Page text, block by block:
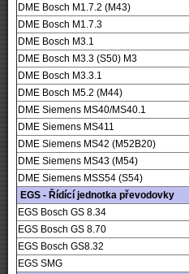
DME Bosch M1.7.2 (M43)
DME Bosch M1.7.3
DME Bosch M3.1
DME Bosch M3.3 (S50) M3
DME Bosch M3.3.1
DME Bosch M5.2 (M44)
DME Siemens MS40/MS40.1
DME Siemens MS411
DME Siemens MS42 (M52B20)
DME Siemens MS43 (M54)
DME Siemens MSS54 (S54)
EGS - Řídící jednotka převodovky
EGS Bosch GS 8.34
EGS Bosch GS 8.70
EGS Bosch GS8.32
EGS SMG